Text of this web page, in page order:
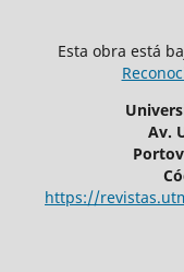
Esta obra está
Av.
https://